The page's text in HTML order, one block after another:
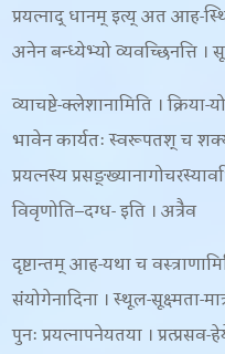
प्रयत्नाद् धानम् इत्य् अत आह-
अनेन बन्ध्येभ्यो व्यवच्छिनत्ति ।
व्याचष्टे-क्लेशानामिति । क्रिया-
भावेन कार्यतः स्वरूपतश् च
प्रयत्नस्य
विवृणोति–दग्ध- इति । अत्रैव
दृष्टान्तम् आह-यथा च
संयोगेनादिना । स्थूल-सूक्ष्मता-
पुनः प्रयत्नापनेयतया ।